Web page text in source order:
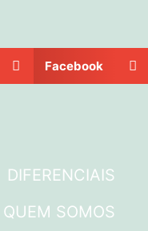
Facebook
DIFERENCIAIS
QUEM SOMOS